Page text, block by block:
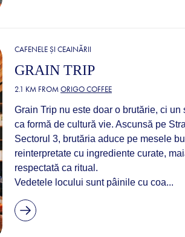
CAFENELE ȘI CEAINĂRII
GRAIN TRIP
2.1 KM FROMORIGO COFFEE
Grain Trip nu este doar o brutărie, ci
ca formă de cultură vie. Ascunsă pe
Sectorul 3, brutăria aduce pe mesele
reinterpretate cu ingrediente curate,
respectată ca ritual.
Vedetele locului sunt pâinile cu coa...